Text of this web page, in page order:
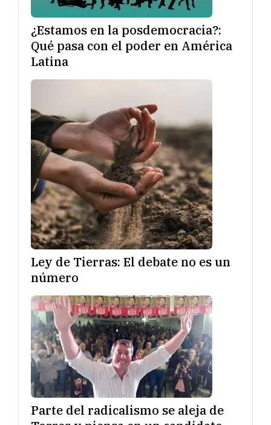
¿Estamos en la posdemocracia?:
Qué pasa con el poder en América
Latina
Ley de Tierras: El debate no es un
número
Parte del radicalismo se aleja de